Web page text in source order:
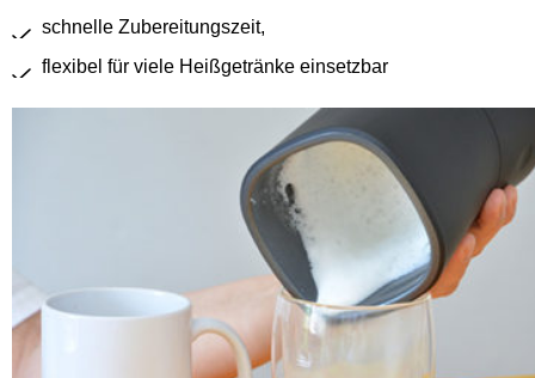
schnelle Zubereitungszeit,
flexibel für viele Heißgetränke einsetzbar